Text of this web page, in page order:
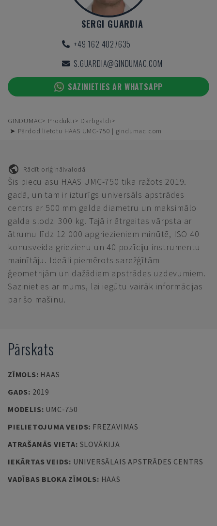
SERGI GUARDIA
+49 162 4027635
S.GUARDIA@GINDUMAC.COM
SAZINIETIES AR WHATSAPP
GINDUMAC Produkti
Darbgaldi
➤ Pārdod lietotu HAAS UMC-750 | gindumac.com
Rādīt oriģinālvalodā
Šis piecu asu HAAS UMC-750 tika ražots 2019.
gadā, un tam ir izturīgs universāls apstrādes
centrs ar 500 mm galda diametru un maksimālo
galda slodzi 300 kg. Tajā ir ātrgaitas vārpsta ar
ātrumu līdz 12 000 apgriezieniem minūtē, ISO 40
konusveida griezienu un 40 pozīciju instrumentu
mainītāju. Ideāli piemērots sarežģītām
ģeometrijām un dažādiem apstrādes uzdevumiem.
Sazinieties ar mums, lai iegūtu vairāk informācijas
par šo mašīnu.
Pārskats
ZĪMOLS: HAAS
GADS: 2019
MODELIS: UMC-750
PIELIETOJUMA VEIDS: FREZAVIMAS
ATRAŠANĀS VIETA: SLOVĀKIJA
IEKĀRTAS VEIDS: UNIVERSĀLAIS APSTRĀDES CENTRS
VADĪBAS BLOKA ZĪMOLS: HAAS